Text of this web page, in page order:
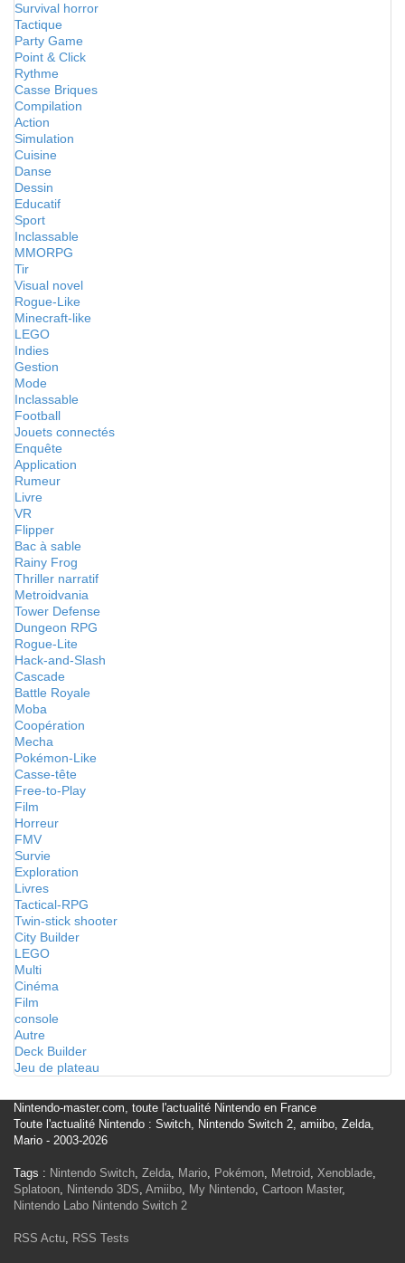
Survival horror
Tactique
Party Game
Point & Click
Rythme
Casse Briques
Compilation
Action
Simulation
Cuisine
Danse
Dessin
Educatif
Sport
Inclassable
MMORPG
Tir
Visual novel
Rogue-Like
Minecraft-like
LEGO
Indies
Gestion
Mode
Inclassable
Football
Jouets connectés
Enquête
Application
Rumeur
Livre
VR
Flipper
Bac à sable
Rainy Frog
Thriller narratif
Metroidvania
Tower Defense
Dungeon RPG
Rogue-Lite
Hack-and-Slash
Cascade
Battle Royale
Moba
Coopération
Mecha
Pokémon-Like
Casse-tête
Free-to-Play
Film
Horreur
FMV
Survie
Exploration
Livres
Tactical-RPG
Twin-stick shooter
City Builder
LEGO
Multi
Cinéma
Film
console
Autre
Deck Builder
Jeu de plateau
Nintendo-master.com, toute l'actualité Nintendo en France
Toute l'actualité Nintendo : Switch, Nintendo Switch 2, amiibo, Zelda,
Mario - 2003-2026
Tags : Nintendo Switch, Zelda, Mario, Pokémon, Metroid, Xenoblade,
Splatoon, Nintendo 3DS, Amiibo, My Nintendo, Cartoon Master,
Nintendo Labo Nintendo Switch 2
RSS Actu, RSS Tests